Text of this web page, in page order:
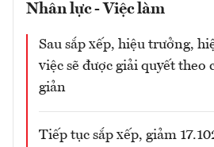
Nhân lực - Việc làm
Sau sắp xếp, hiệu trưởng,
việc sẽ được giải quyết theo
giản
Tiếp tục sắp xếp, giảm